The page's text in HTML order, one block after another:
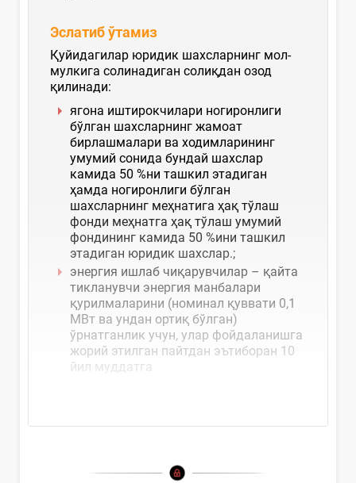
Эслатиб ўтамиз
Қуйидагилар юридик шахсларнинг мол-
мулкига солинадиган солиқдан озод
қилинади:
ягона иштирокчилари ногиронлиги
бўлган шахсларнинг жамоат
бирлашмалари ва ходимларининг
умумий сонида бундай шахслар
камида 50 %ни ташкил этадиган
ҳамда ногиронлиги бўлган
шахсларнинг меҳнатига ҳақ тўлаш
фонди меҳнатга ҳақ тўлаш умумий
фондининг камида 50 %ини ташкил
этадиган юридик шахслар.;
энергия ишлаб чиқарувчилар – қайта
тикланувчи энергия манбалари
қурилмаларини (номинал қуввати 0,1
МВт ва ундан ортиқ бўлган)
ўрнатганлик учун, улар фойдаланишга
жорий этилган пайтдан эътиборан 10
йил муддатга